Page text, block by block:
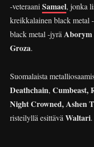
-veteraani Samael, jonka
kreikkalainen black metal
black metal -jyrä Aborym
Groza.
Suomalaista
Deathchain, Cumbeast,
Night Crowned, Ashen
risteilyllä esittävä Waltari.